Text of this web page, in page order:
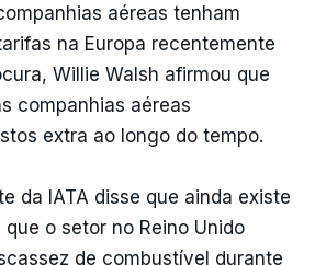
aéreas tenham
na Europa recentemente
Willie Walsh afirmou que
companhias aéreas
extra ao longo do tempo.
da IATA disse que ainda existe
o setor no Reino Unido
de combustível durante